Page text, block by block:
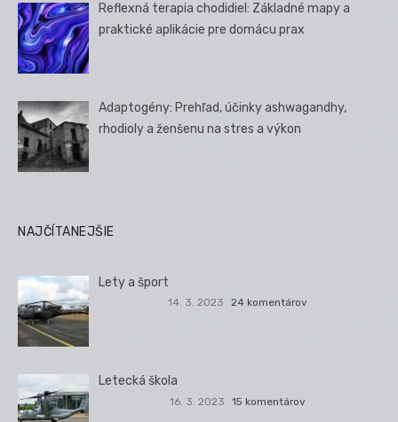
Reflexná terapia chodidiel: Základné mapy a
praktické aplikácie pre domácu prax
Adaptogény: Prehľad, účinky ashwagandhy,
rhodioly a ženšenu na stres a výkon
NAJČÍTANEJŠIE
Lety a šport
14. 3. 2023 24 komentárov
Letecká škola
16. 3. 2023 15 komentárov